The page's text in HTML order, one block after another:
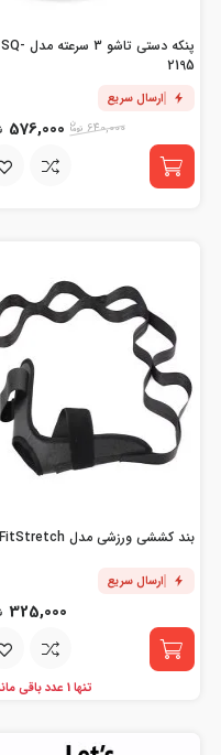
پنکه دستی تاشو 3 سرعته مدل SQ-
2195
ارسال سریع
640,000
576,000
بند کششی ورزشی مدل FitStretch
ارسال سریع
325,000
تنها 1 عدد باقی مانده